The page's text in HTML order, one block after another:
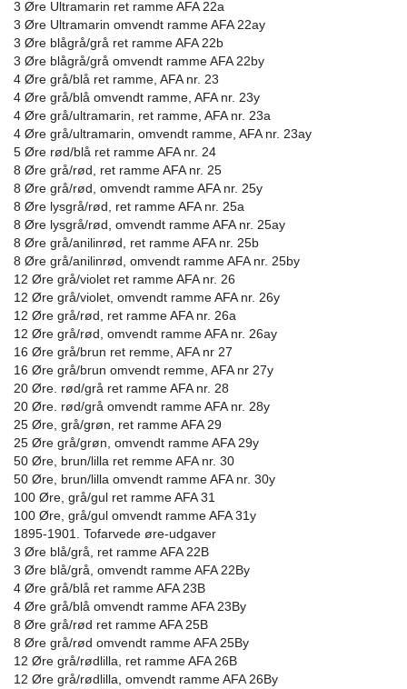
3 Øre Ultramarin ret ramme AFA 22a
3 Øre Ultramarin omvendt ramme AFA 22ay
3 Øre blågrå/grå ret ramme AFA 22b
3 Øre blågrå/grå omvendt ramme AFA 22by
4 Øre grå/blå ret ramme, AFA nr. 23
4 Øre grå/blå omvendt ramme, AFA nr. 23y
4 Øre grå/ultramarin, ret ramme, AFA nr. 23a
4 Øre grå/ultramarin, omvendt ramme, AFA nr. 23ay
5 Øre rød/blå ret ramme AFA nr. 24
8 Øre grå/rød, ret ramme AFA nr. 25
8 Øre grå/rød, omvendt ramme AFA nr. 25y
8 Øre lysgrå/rød, ret ramme AFA nr. 25a
8 Øre lysgrå/rød, omvendt ramme AFA nr. 25ay
8 Øre grå/anilinrød, ret ramme AFA nr. 25b
8 Øre grå/anilinrød, omvendt ramme AFA nr. 25by
12 Øre grå/violet ret ramme AFA nr. 26
12 Øre grå/violet, omvendt ramme AFA nr. 26y
12 Øre grå/rød, ret ramme AFA nr. 26a
12 Øre grå/rød, omvendt ramme AFA nr. 26ay
16 Øre grå/brun ret remme, AFA nr 27
16 Øre grå/brun omvendt remme, AFA nr 27y
20 Øre. rød/grå ret ramme AFA nr. 28
20 Øre. rød/grå omvendt ramme AFA nr. 28y
25 Øre, grå/grøn, ret ramme AFA 29
25 Øre grå/grøn, omvendt ramme AFA 29y
50 Øre, brun/lilla ret remme AFA nr. 30
50 Øre, brun/lilla omvendt ramme AFA nr. 30y
100 Øre, grå/gul ret ramme AFA 31
100 Øre, grå/gul omvendt ramme AFA 31y
1895-1901. Tofarvede øre-udgaver
3 Øre blå/grå, ret ramme AFA 22B
3 Øre blå/grå, omvendt ramme AFA 22By
4 Øre grå/blå ret ramme AFA 23B
4 Øre grå/blå omvendt ramme AFA 23By
8 Øre grå/rød ret ramme AFA 25B
8 Øre grå/rød omvendt ramme AFA 25By
12 Øre grå/rødlilla, ret ramme AFA 26B
12 Øre grå/rødlilla, omvendt ramme AFA 26By